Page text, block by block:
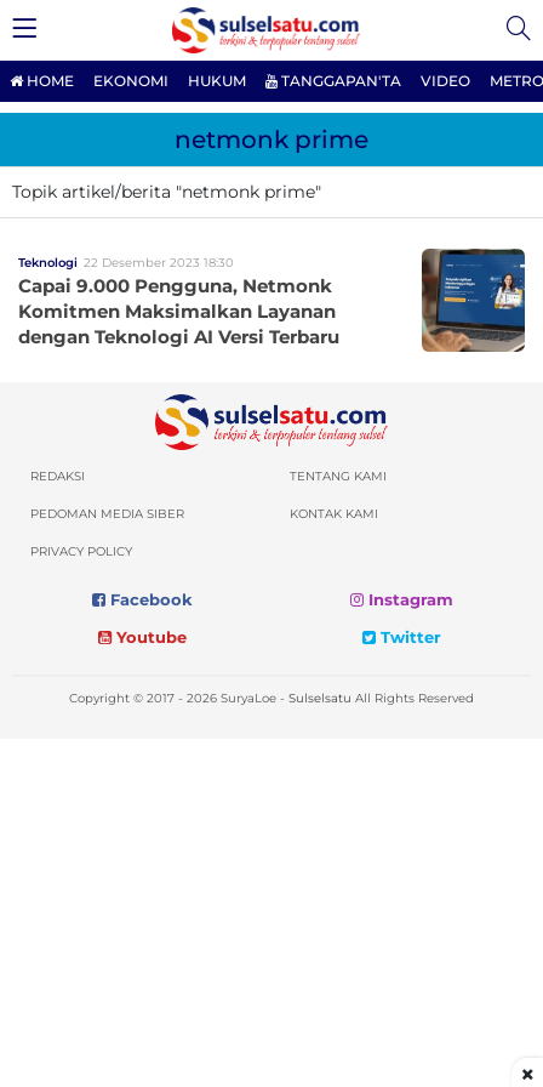
HOME EKONOMI HUKUM TANGGAPAN'TA VIDEO
netmonk prime
Topik artikel/berita "netmonk prime"
Teknologi 22 Desember 2023 18:30
Capai 9.000 Pengguna, Netmonk
Komitmen Maksimalkan Layanan
dengan Teknologi AI Versi Terbaru
REDAKSI TENTANG KAMI
PEDOMAN MEDIA SIBER KONTAK KAMI
PRIVACY POLICY
Facebook
Instagram
Youtube
Twitter
Copyright © 2017 - 2026 SuryaLoe - Sulselsatu All Rights Reserved
×